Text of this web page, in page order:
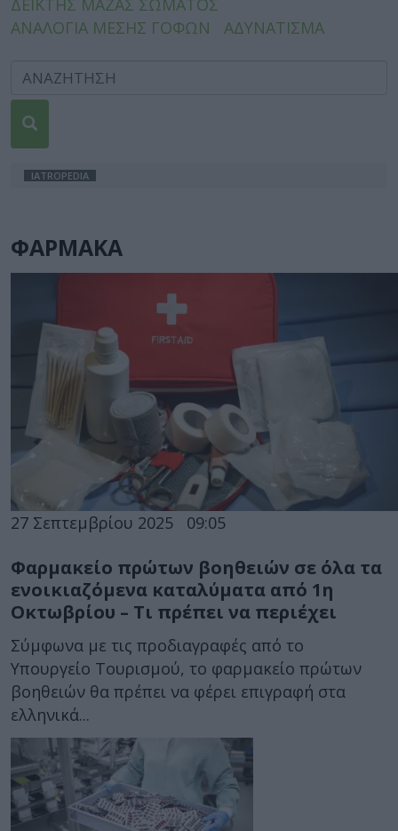
ΔΕΙΚΤΗΣ ΜΑΖΑΣ ΣΩΜΑΤΟΣ
ΑΝΑΛΟΓΙΑ ΜΕΣΗΣ ΓΟΦΩΝ
ΑΔΥΝΑΤΙΣΜΑ
IATROPEDIA
ΦΑΡΜΑΚΑ
27 Σεπτεμβρίου 2025 09:05
Φαρμακείο πρώτων βοηθειών σε όλα τα
ενοικιαζόμενα καταλύματα από 1η
Οκτωβρίου – Τι πρέπει να περιέχει
Σύμφωνα με τις προδιαγραφές από το
Υπουργείο Τουρισμού, το φαρμακείο πρώτων
βοηθειών θα πρέπει να φέρει επιγραφή στα
ελληνικά...